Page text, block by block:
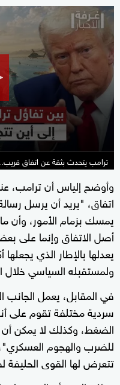
ترامب يتحدث بثقة عن اتفاق
وأوضح إلياس أن ترامب،
اتفاق، "يريد أن يرسل
يمسك بزمام الأمور، وأن
أصل الاتفاق وإنما على
يعدلها بالإطار الذي
ولمستقبله السياسي خلال
في المقابل، يعمل الجانب
سردية مختلفة تقوم على
الضغط، وكذلك لا يمكن
للضرب والهجوم
تتعرض لها القوى